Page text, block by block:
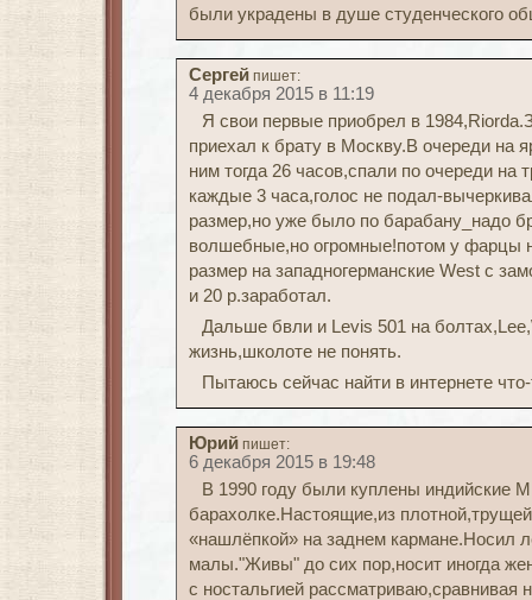
были украдены в душе студенческого
Сергей пишет:
4 декабря 2015 в 11:19
Я свои первые приобрел в
приехал к брату в Москву.В очереди на
ним тогда 26 часов,спали по очереди на
каждые 3 часа,голос не подал-
размер,но уже было по барабану_надо
волшебные,но огромные!потом у фарцы
размер на западногерманские West c
и 20 р.заработал.
Дальше бвли и Levis 501 на
жизнь,школоте не понять.
Пытаюсь сейчас найти в интернете
Юрий пишет:
6 декабря 2015 в 19:48
В 1990 году были куплены индийские
барахолке.Настоящие,из
«нашлёпкой» на заднем кармане.Носил
малы."Живы" до сих пор,носит иногда
с ностальгией рассматриваю,сравнивая